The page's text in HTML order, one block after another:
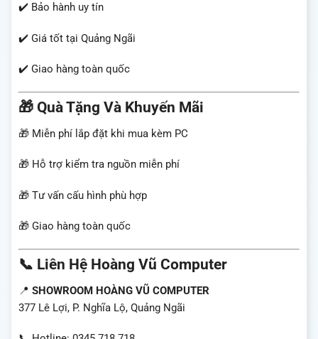
✔️ Bảo hành uy tín
✔️ Giá tốt tại Quảng Ngãi
✔️ Giao hàng toàn quốc
🎁 Quà Tặng Và Khuyến Mãi
🎁 Miễn phí lắp đặt khi mua kèm PC
🎁 Hỗ trợ kiểm tra nguồn miễn phí
🎁 Tư vấn cấu hình phù hợp
🎁 Giao hàng toàn quốc
📞 Liên Hệ Hoàng Vũ Computer
📍 SHOWROOM HOÀNG VŨ COMPUTER
377 Lê Lợi, P. Nghĩa Lộ, Quảng Ngãi